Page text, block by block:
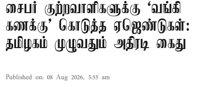
சைபர் குற்றவாளிகளுக்கு ‘வங்கி
கணக்கு’ கொடுத்த ஏஜெண்டுகள்:
தமிழகம் முழுவதும் அதிரடி கைது
Published on: 08 Aug 2026, 3:55 am